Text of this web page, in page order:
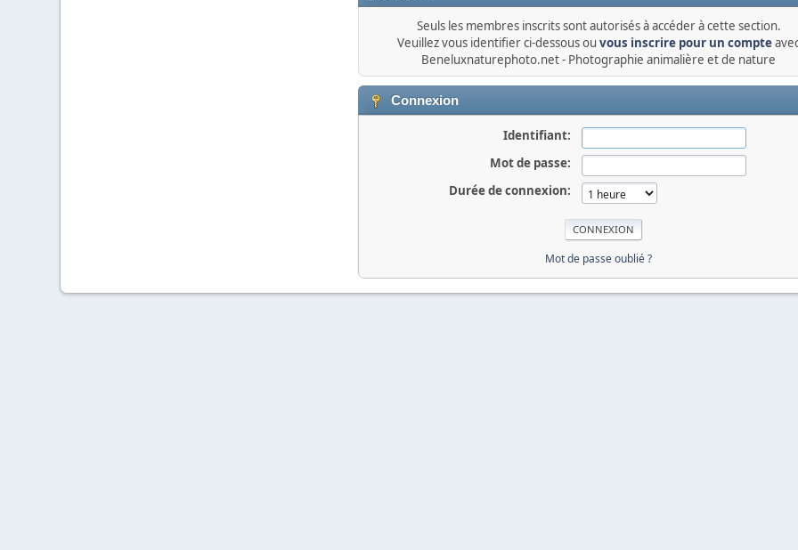
Seuls les membres inscrits sont autorisés à accéder à cette section.
Veuillez vous identifier ci-dessous ou vous inscrire pour un compte
Beneluxnaturephoto.net - Photographie animalière et de nature
Connexion
Identifiant:
Mot de passe:
Durée de connexion:
Mot de passe oublié ?